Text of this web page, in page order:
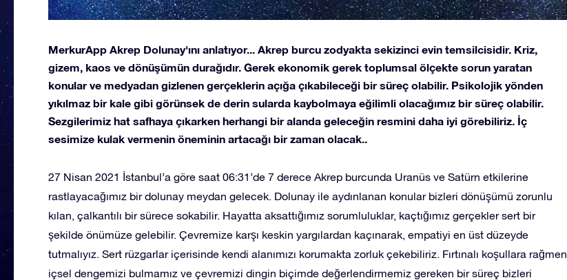
MerkurApp Akrep Dolunay'ını anlatıyor... Akrep burcu zodyakta sekizinci evin temsilcisidir. Kriz,
gizem, kaos ve dönüşümün durağıdır. Gerek ekonomik gerek toplumsal ölçekte sorun yaratan
konular ve medyadan gizlenen gerçeklerin açığa çıkabileceği bir süreç olabilir. Psikolojik yönden
yıkılmaz bir kale gibi görünsek de derin sularda kaybolmaya eğilimli olacağımız bir süreç olabilir.
Sezgilerimiz hat safhaya çıkarken herhangi bir alanda geleceğin resmini daha iyi görebiliriz. İç
sesimize kulak vermenin öneminin artacağı bir zaman olacak..
27 Nisan 2021 İstanbul’a göre saat 06:31’de 7 derece Akrep burcunda Uranüs ve Satürn etkilerine
rastlayacağımız bir dolunay meydan gelecek. Dolunay ile aydınlanan konular bizleri dönüşümü zorunlu
kılan, çalkantılı bir sürece sokabilir. Hayatta aksattığımız sorumluluklar, kaçtığımız gerçekler sert bir
şekilde önümüze gelebilir. Çevremize karşı keskin yargılardan kaçınarak, empatiyi en üst düzeyde
tutmalıyız. Sert rüzgarlar içerisinde kendi alanımızı korumakta zorluk çekebiliriz. Fırtınalı koşullara rağmen
içsel dengemizi bulmamız ve çevremizi dingin biçimde değerlendirmemiz gereken bir süreç bizleri